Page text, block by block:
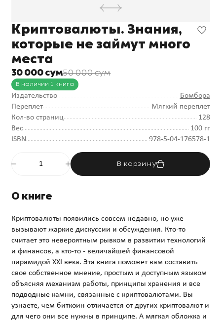
Криптовалюты. Знания,
которые не займут много
места
30 000 сум50 000 сум
В наличии 1 книга
Издательство
Бомбора
Переплет
Мягкий переплет
Кол-во страниц
128
Вес
100 гг
ISBN
978-5-04-176578-1
В корзину
О книге
Криптовалюты появились совсем недавно, но уже
вызывают жаркие дискуссии и обсуждения. Кто-то
считает это невероятным рывком в развитии технологий
и финансов, а кто-то - величайшей финансовой
пирамидой XXI века. Эта книга поможет вам составить
свое собственное мнение, простым и доступным языком
объясняя механизм работы, принципы хранения и все
подводные камни, связанные с криптовалютами. Вы
узнаете, чем биткоин отличается от других криптовалют и
для чего они все нужны в принципе. А мягкая обложка и